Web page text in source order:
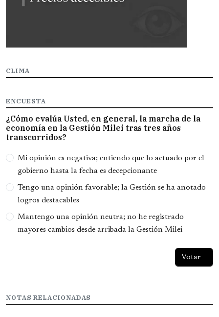
CLIMA
ENCUESTA
¿Cómo evalúa Usted, en general, la marcha de la
economía en la Gestión Milei tras tres años
transcurridos?
Opciones
Mi opinión es negativa; entiendo que lo actuado por el
gobierno hasta la fecha es decepcionante
Tengo una opinión favorable; la Gestión se ha anotado
logros destacables
Mantengo una opinión neutra; no he registrado
mayores cambios desde arribada la Gestión Milei
NOTAS RELACIONADAS